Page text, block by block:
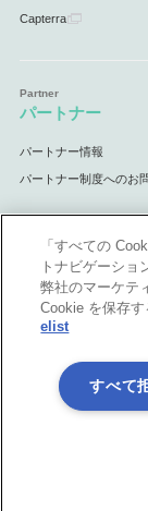
Capterra
パートナー
パートナー情報
パートナー制度へのお
サポート
サポート情報
「すべての
トナビゲーショ
弊社のマーケテ
Cookie を保存
elist
すべて